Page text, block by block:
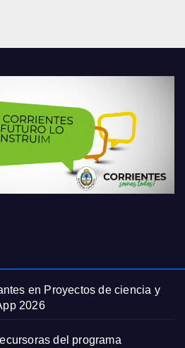
en Proyectos de ciencia y
2026
del programa